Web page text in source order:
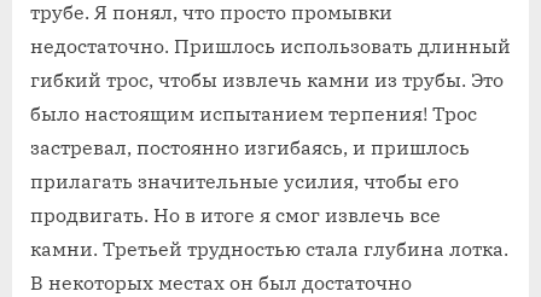
трубе. Я понял, что просто промывки
недостаточно. Пришлось использовать длинный
гибкий трос, чтобы извлечь камни из трубы. Это
было настоящим испытанием терпения! Трос
застревал, постоянно изгибаясь, и пришлось
прилагать значительные усилия, чтобы его
продвигать. Но в итоге я смог извлечь все
камни. Третьей трудностью стала глубина лотка.
В некоторых местах он был достаточно